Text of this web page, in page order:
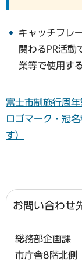
キャッチフレ
関わるPR活動
業等で使用す
富士市制施行周
ロゴマーク・冠
す）
お問い合わせ
総務部企画課
市庁舎8階北側